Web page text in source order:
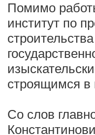
Помимо
институт по
строящимся в
Со слов